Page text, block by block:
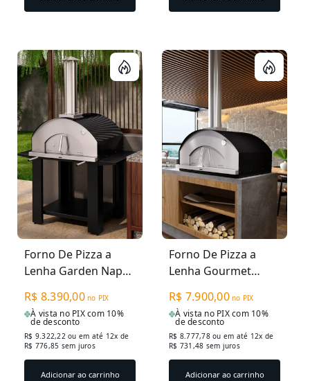
Forno De Pizza a
Lenha Garden Napoli
R$ 8.390,00 no PIX
À vista no PIX com 10%
de desconto
R$ 9.322,22ou em até 12x de
R$ 776,85 sem juros
Adicionar ao carrinho
Forno De Pizza a
Lenha Gourmet
Grande Preto
R$ 7.900,00 no PIX
À vista no PIX com 10%
de desconto
R$ 8.777,78ou em até 12x de
R$ 731,48 sem juros
Adicionar ao carrinho